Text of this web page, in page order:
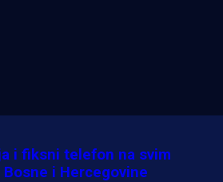
i fiksni telefon na svim
i Hercegovine